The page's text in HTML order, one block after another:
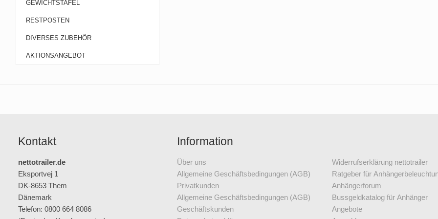
GEWICHTSTAFEL
RESTPOSTEN
DIVERSES ZUBEHÖR
AKTIONSANGEBOT
Kontakt
nettotrailer.de
Eksportvej 1
DK-8653 Them
Dänemark
Telefon: 0800 664 8086
Information
Über uns
Allgemeine Geschäftsbedingungen (AGB)
Privatkunden
Allgemeine Geschäftsbedingungen (AGB)
Geschäftskunden
Widerrufserklärung nettotrailer
Ratgeber für
Anhängerforum
Bussgeldkatalog für Anhänger
Angebote